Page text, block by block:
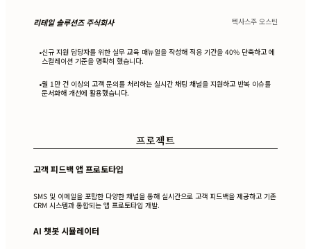
리테일 솔루션즈 주식회사 텍사스주 오스틴
•신규 지원 담당자를 위한 실무 교육 매뉴얼을 작성해 적응 기간을 40% 단축하고 에
스컬레이션 기준을 명확히 했습니다.
•월 1만 건 이상의 고객 문의를 처리하는 실시간 채팅 채널을 지원하고 반복 이슈를
문서화해 개선에 활용했습니다.
프로젝트
고객 피드백 앱 프로토타입
SMS 및 이메일을 포함한 다양한 채널을 통해 실시간으로 고객 피드백을 제공하고 기존
CRM 시스템과 통합되는 앱 프로토타입 개발.
AI 챗봇 시뮬레이터